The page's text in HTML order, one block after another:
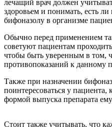
лечащий врач должен
здоровьем и понимать, есть
бифоназолу в организме
Обычно перед применением
советуют пациентам
чтобы быть уверенным в том,
противопоказаний к данному
Также при назначении
поинтересоваться у пациента,
формой выпуска препарата ему
Стоит также учитывать, что